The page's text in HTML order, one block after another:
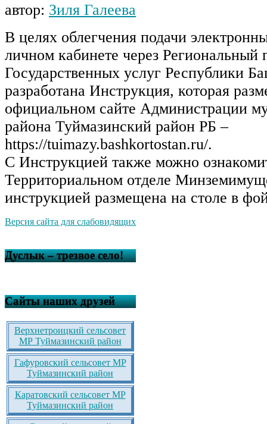
автор: Зиля Галеева
В целях облегчения подачи
личном кабинете через Региональный
Государственных услуг Республики
разработана Инструкция, которая
официальном сайте Администрации
района Туймазинский район РБ –
https://tuimazy.bashkortostan.ru/.
С Инструкцией также можно
Территориальном отделе
инструкцией размещена на столе в
Версия сайта для слабовидящих
Дуслык – трезвое село!
Сайты наших друзей
Верхнетроицкий сельсовет
МР Туймазинский район
Гафуровский сельсовет МР
Туймазинский район
Каратовский сельсовет МР
Туймазинский район